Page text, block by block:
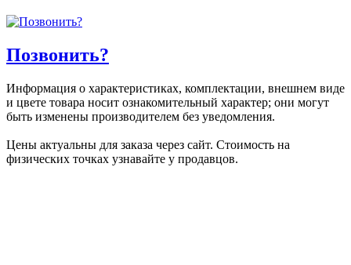
Позвонить?
Информация о характеристиках, комплектации, внешнем виде
и цвете товара носит ознакомительный характер; они могут
быть изменены производителем без уведомления.
Цены актуальны для заказа через сайт. Стоимость на
физических точках узнавайте у продавцов.